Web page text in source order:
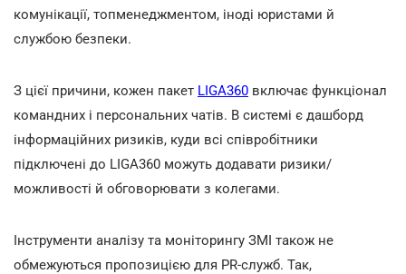
комунікації, топменеджментом, іноді юристами й
службою безпеки.
З цієї причини, кожен пакет LIGA360 включає функціонал
командних і персональних чатів. В системі є дашборд
інформаційних ризиків, куди всі співробітники
підключені до LIGA360 можуть додавати ризики/
можливості й обговорювати з колегами.
Інструменти аналізу та моніторингу ЗМІ також не
обмежуються пропозицією для PR-служб. Так,